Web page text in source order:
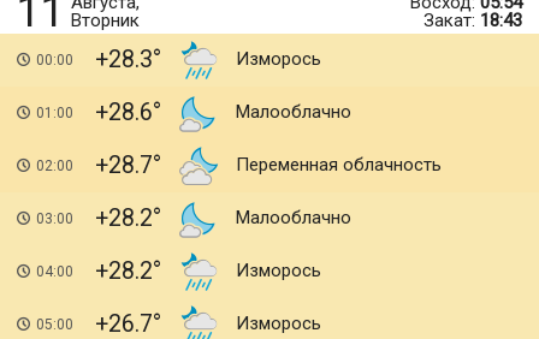
11
Вторник
Закат: 18:43
00:00 +28.3 Изморось
01:00 +28.6 Малооблачно
02:00 +28.7 Переменная облачность
03:00 +28.2 Малооблачно
04:00 +28.2 Изморось
05:00 +26.7 Изморось